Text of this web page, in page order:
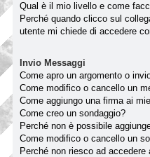
Qual è il mio livello e come
Perché quando clicco sul
utente mi chiede di accedere
Invio Messaggi
Come apro un argomento o
Come modifico o cancello un
Come aggiungo una firma ai
Come creo un sondaggio?
Perché non è possibile
Come modifico o cancello un
Perché non riesco ad accedere